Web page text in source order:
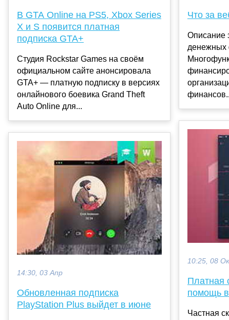
В GTA Online на PS5, Xbox Series
X и S появится платная
подписка GTA+
Студия Rockstar Games на своём
официальном сайте анонсировала
GTA+ — платную подписку в версиях
онлайнового боевика Grand Theft
Auto Online для...
14:30, 03 Апр
Обновленная подписка
PlayStation Plus выйдет в июне
Что за
Описание
денежных
10:25, 08
Платная
помощь в
Частная